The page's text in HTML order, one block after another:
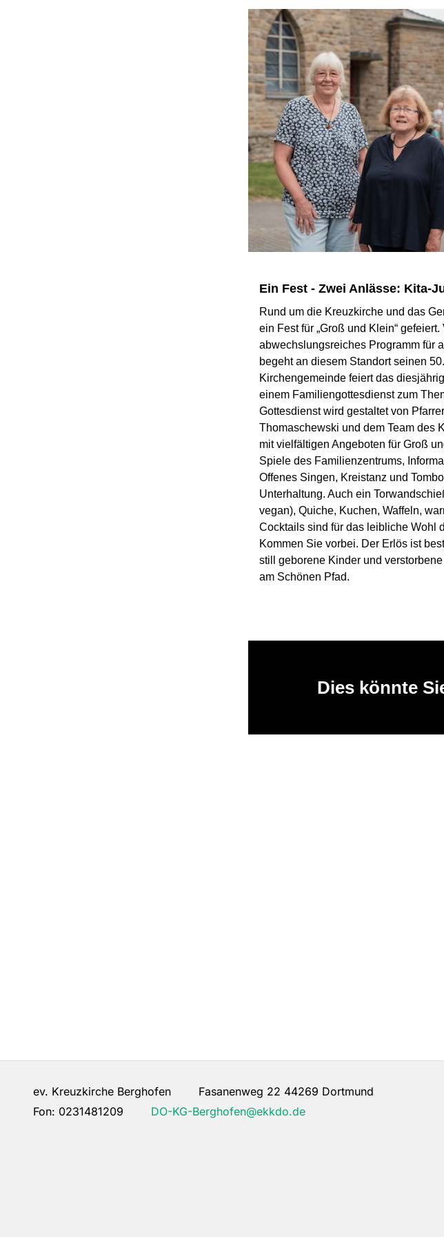
Ein Fest - Zwei Anlässe: Kita-
Rund um die Kreuzkirche und das
ein Fest für „Groß und Klein“
abwechslungsreiches Programm für
begeht an diesem Standort seinen
Kirchengemeinde feiert das
einem Familiengottesdienst zum
Gottesdienst wird gestaltet von
Thomaschewski und dem Team des
mit vielfältigen Angeboten für Groß
Spiele des Familienzentrums,
Offenes Singen, Kreistanz und
Unterhaltung. Auch ein
vegan), Quiche, Kuchen, Waffeln,
Cocktails sind für das leibliche Wohl
Kommen Sie vorbei. Der Erlös ist
still geborene Kinder und
am Schönen Pfad.
Dies könnte
ev. Kreuzkirche Berghofen Fasanenweg 22 44269 Dortmund
Fon: 0231481209 DO-KG-Berghofen@ekkdo.de